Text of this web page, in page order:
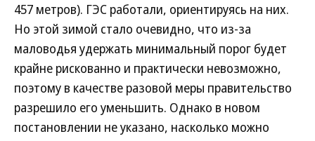
457 метров). ГЭС работали, ориентируясь на них.
Но этой зимой стало очевидно, что из-за
маловодья удержать минимальный порог будет
крайне рискованно и практически невозможно,
поэтому в качестве разовой меры правительство
разрешило его уменьшить. Однако в новом
постановлении не указано, насколько можно